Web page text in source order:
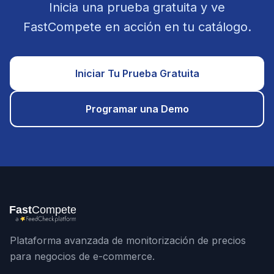
Inicia una prueba gratuita y ve
FastCompete en acción en tu catálogo.
Iniciar Tu Prueba Gratuita
Programar una Demo
Plataforma avanzada de monitorización de precios
para negocios de e-commerce.